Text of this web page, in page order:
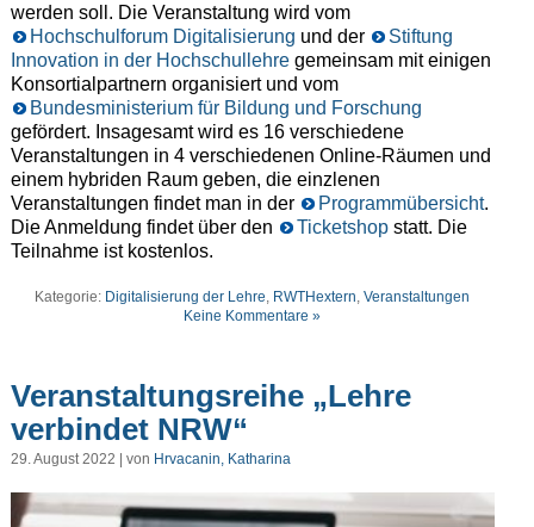
werden soll. Die Veranstaltung wird vom
Hochschulforum Digitalisierung und der
Stiftung
Innovation in der Hochschullehregemeinsam mit einigen
Konsortialpartnern organisiert und vom
Bundesministerium für Bildung und Forschung
gefördert. Insagesamt wird es 16 verschiedene
Veranstaltungen in 4 verschiedenen Online-Räumen und
einem hybriden Raum geben, die einzlenen
Veranstaltungen findet man in der
Programmübersicht.
Die Anmeldung findet über den
Ticketshopstatt. Die
Teilnahme ist kostenlos.
Kategorie: Digitalisierung der Lehre RWTHextern ,Veranstaltungen
Keine Kommentare »
Veranstaltungsreihe „Lehre
verbindet NRW“
29. August 2022 | von Hrvacanin, Katharina